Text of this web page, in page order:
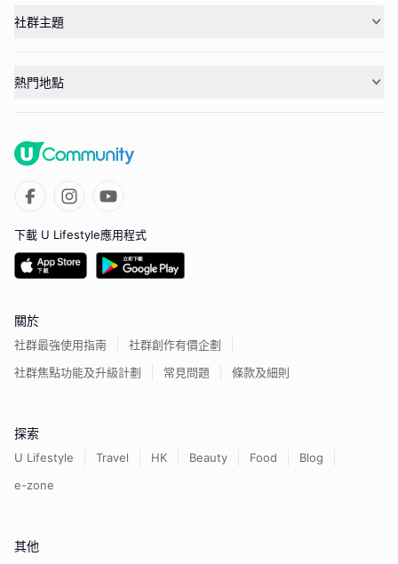
社群主題
熱門地點
下載 U Lifestyle應用程式
關於
社群最強使用指南
社群創作有價企劃
社群焦點功能及升級計劃
常見問題 條款及細則
探索
U Lifestyle Travel HK Beauty Food
Blog
e-zone
其他